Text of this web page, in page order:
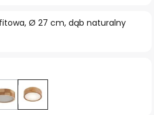
Ø 27 cm, dąb naturalny